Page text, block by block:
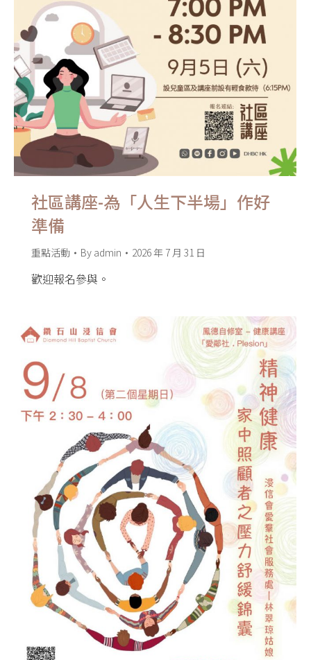
社區講座-為「人生下半場」作好
準備
重點活動 By admin 2026 年 7 月 31 日
歡迎報名參與。